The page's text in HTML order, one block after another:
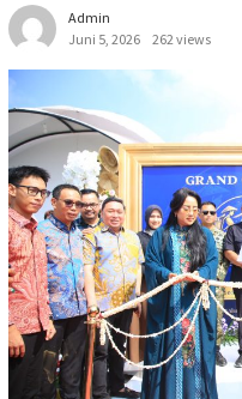
Admin
Juni 5, 2026
262 views